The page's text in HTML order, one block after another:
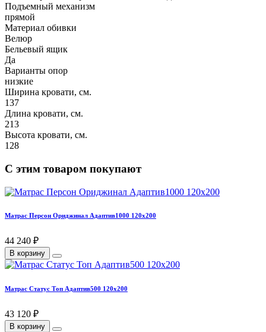
Подъемный механизм
прямой
Материал обивки
Велюр
Бельевый ящик
Да
Варианты опор
низкие
Ширина кровати, см.
137
Длина кровати, см.
213
Высота кровати, см.
128
С этим товаром покупают
Матрас Персон Ориджинал Адаптив1000 120х200
44 240 ₽
В корзину
Матрас Статус Топ Адаптив500 120х200
43 120 ₽
В корзину